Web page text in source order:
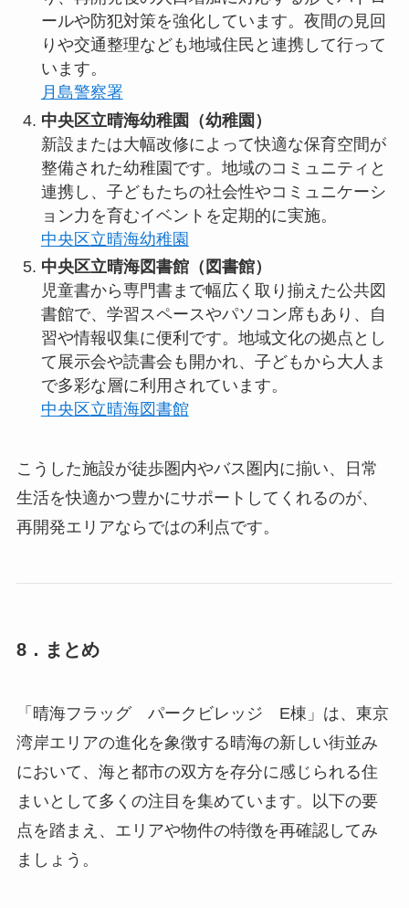
ールや防犯対策を強化しています。夜間の見回
りや交通整理なども地域住民と連携して行って
います。
月島警察署
中央区立晴海幼稚園（幼稚園）
新設または大幅改修によって快適な保育空間が
整備された幼稚園です。地域のコミュニティと
連携し、子どもたちの社会性やコミュニケーシ
ョン力を育むイベントを定期的に実施。
中央区立晴海幼稚園
中央区立晴海図書館（図書館）
児童書から専門書まで幅広く取り揃えた公共図
書館で、学習スペースやパソコン席もあり、自
習や情報収集に便利です。地域文化の拠点とし
て展示会や読書会も開かれ、子どもから大人ま
で多彩な層に利用されています。
中央区立晴海図書館
こうした施設が徒歩圏内やバス圏内に揃い、日常
生活を快適かつ豊かにサポートしてくれるのが、
再開発エリアならではの利点です。
8．まとめ
「晴海フラッグ パークビレッジ E棟」は、東京
湾岸エリアの進化を象徴する晴海の新しい街並み
において、海と都市の双方を存分に感じられる住
まいとして多くの注目を集めています。以下の要
点を踏まえ、エリアや物件の特徴を再確認してみ
ましょう。